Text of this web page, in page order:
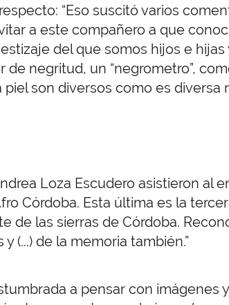
“Eso suscitó varios
a este compañero a que
del que somos hijos e
negritud, un “negrometro”,
son diversos como es diversa
Loza Escudero asistieron al
Córdoba. Esta última es la
de las sierras de Córdoba.
(...) de la memoria también.”
a pensar con imágenes